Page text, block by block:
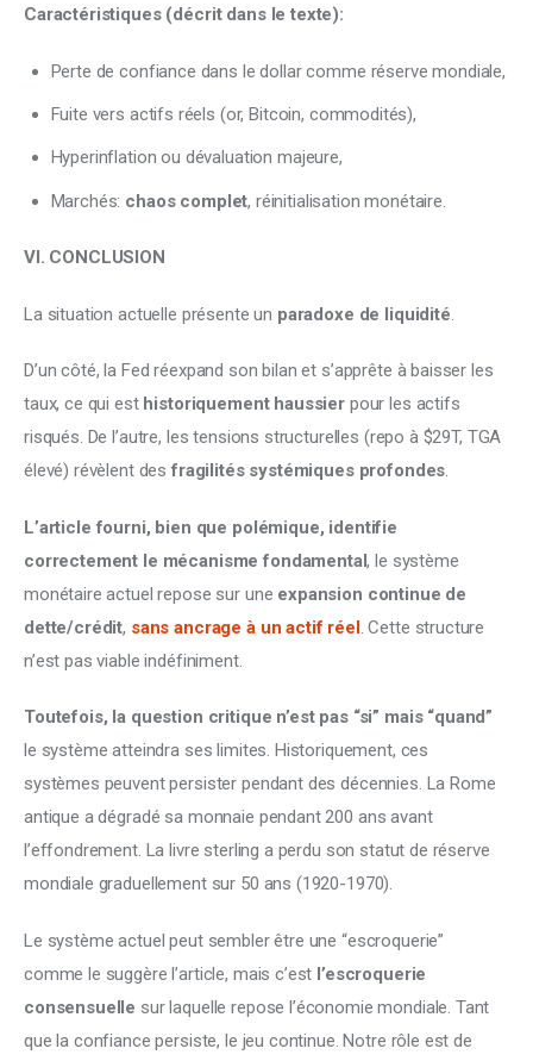
Caractéristiques (décrit dans le texte):
Perte de confiance dans le dollar comme réserve mondiale,
Fuite vers actifs réels (or, Bitcoin, commodités),
Hyperinflation ou dévaluation majeure,
Marchés: chaos complet, réinitialisation monétaire.
VI. CONCLUSION
La situation actuelle présente un paradoxe de liquidité
D’un côté, la Fed réexpand son bilan et s’apprête à baisser les
taux, ce qui est historiquement haussier pour les actifs
risqués. De l’autre, les tensions structurelles (repo à $29T, TGA
élevé) révèlent des fragilités systémiques profondes.
L’article fourni, bien que polémique, identifie
correctement le mécanisme fondamental, le système
monétaire actuel repose sur une expansion continue de
dette/crédit, sans ancrage à un actif réel. Cette structure
n’est pas viable indéfiniment.
Toutefois, la question critique n’est pas “si” mais “quand”
le système atteindra ses limites. Historiquement, ces
systèmes peuvent persister pendant des décennies. La Rome
antique a dégradé sa monnaie pendant 200 ans avant
l’effondrement. La livre sterling a perdu son statut de réserve
mondiale graduellement sur 50 ans (1920-1970).
Le système actuel peut sembler être une “escroquerie”
comme le suggère l’article, mais c’est l’escroquerie
consensuelle sur laquelle repose l’économie mondiale. Tant
que la confiance persiste, le jeu continue. Notre rôle est de